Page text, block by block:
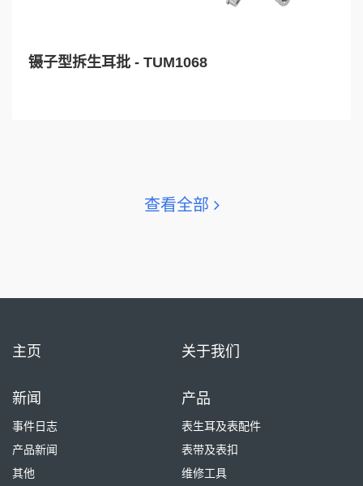
镊子型拆生耳批 - TUM1068
查看全部
主页 关于我们
新闻
事件日志
产品新闻
其他
产品
表生耳及表配件
表带及表扣
维修工具